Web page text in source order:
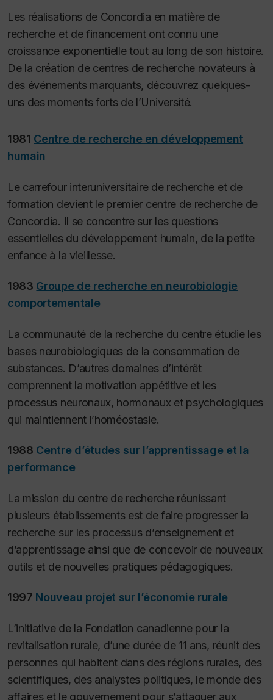
Les réalisations de Concordia en matière de
recherche et de financement ont connu une
croissance exponentielle tout au long de son histoire.
De la création de centres de recherche novateurs à
des événements marquants, découvrez quelques-
uns des moments forts de l’Université.
1981 Centre de recherche en développement
humain
Le carrefour interuniversitaire de recherche et de
formation devient le premier centre de recherche de
Concordia. Il se concentre sur les questions
essentielles du développement humain, de la petite
enfance à la vieillesse.
1983 Groupe de recherche en neurobiologie
comportementale
La communauté de la recherche du centre étudie les
bases neurobiologiques de la consommation de
substances. D’autres domaines d’intérêt
comprennent la motivation appétitive et les
processus neuronaux, hormonaux et psychologiques
qui maintiennent l’homéostasie.
1988 Centre d’études sur l’apprentissage et la
performance
La mission du centre de recherche réunissant
plusieurs établissements est de faire progresser la
recherche sur les processus d’enseignement et
d’apprentissage ainsi que de concevoir de nouveaux
outils et de nouvelles pratiques pédagogiques.
1997 Nouveau projet sur l’économie rurale
L’initiative de la Fondation canadienne pour la
revitalisation rurale, d’une durée de 11 ans, réunit des
personnes qui habitent dans des régions rurales, des
scientifiques, des analystes politiques, le monde des
affaires et le gouvernement pour s’attaquer aux